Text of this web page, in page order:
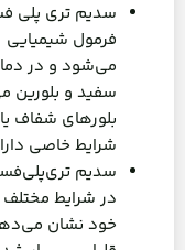
سدیم تری پلی
فرمول شیمیایی Na
می‌شود و در
سفید و بلورین
بلورهای شفاف
شرایط خاصی
سدیم
در شرایط
خود نشان